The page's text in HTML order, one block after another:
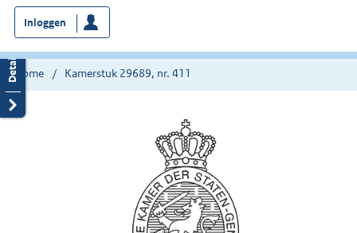
bent
nu
hier:
Inloggen
Home Kamerstuk 29689, nr. 411